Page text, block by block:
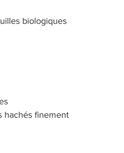
biologiques
hachés finement